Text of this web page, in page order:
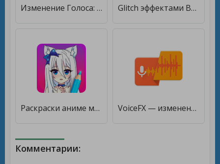
Изменение Голоса: Диктофон и Автотюн - Редактор [Без рекламы] Glitch эффектами Видеоредактор [Premium]
Раскраски аниме манга с анимированными эффектами [Мод меню] VoiceFX — изменение голоса с помощью эффектов [Много денег]
Комментарии: